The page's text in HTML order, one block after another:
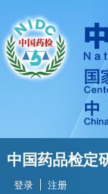
中国药品检定
登录 注册